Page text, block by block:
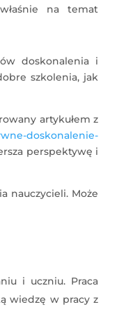
na temat
doskonalenia i
szkolenia, jak
artykułem z
doskonalenie-
perspektywę i
nauczycieli. Może
i uczniu. Praca
wiedzę w pracy z